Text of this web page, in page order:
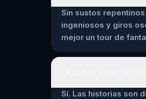
Sin sustos
ingeniosos y giros
mejor un tour de
Sí. Las historias son